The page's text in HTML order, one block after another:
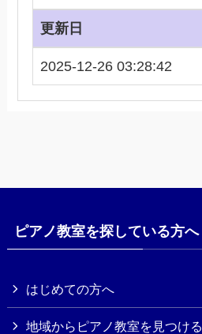
更新日
2025-12-26 03:28:42
ピアノ教室を探している方へ
はじめての方へ
地域からピアノ教室を見つける